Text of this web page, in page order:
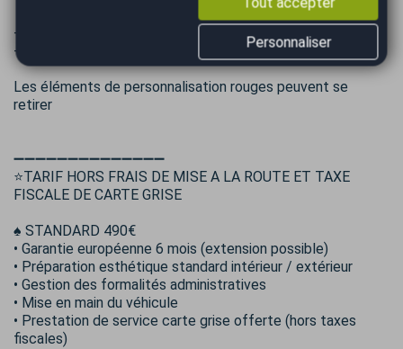
- Liste des options complète sur notre site
- Disponible immédiatement
Les éléments de personnalisation rouges peuvent se
retirer
➖➖➖➖➖➖➖➖➖➖➖➖➖➖
⭐TARIF HORS FRAIS DE MISE A LA ROUTE ET TAXE
FISCALE DE CARTE GRISE
♠️ STANDARD 490€
• Garantie européenne 6 mois (extension possible)
• Préparation esthétique standard intérieur / extérieur
• Gestion des formalités administratives
• Mise en main du véhicule
• Prestation de service carte grise offerte (hors taxes
fiscales)
Personnaliser